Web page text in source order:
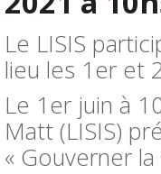
Le LISIS
lieu les 1er et
Le 1er juin à
Matt (LISIS)
« Gouverner